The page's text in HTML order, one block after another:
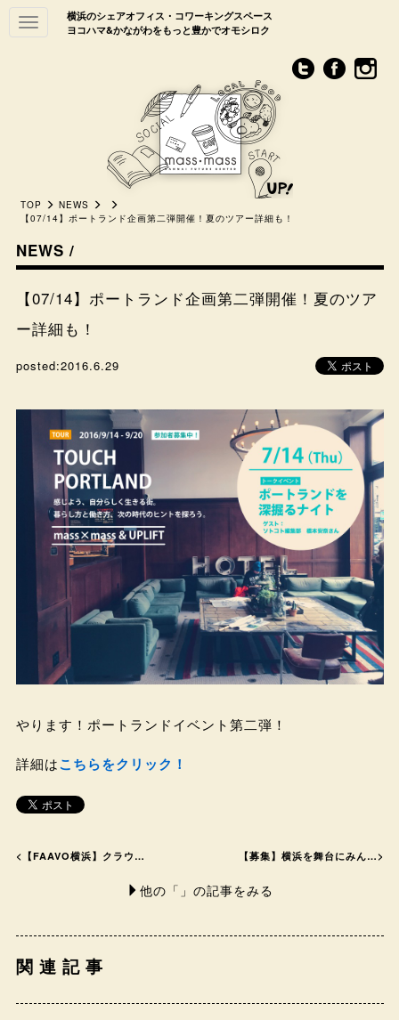
横浜のシェアオフィス・コワーキングスペース
ヨコハマ&かながわをもっと豊かでオモシロク
Toggle
navigation
TOP
NEWS
【07/14】ポートランド企画第二弾開催！夏のツアー詳細も！
NEWS /
【07/14】ポートランド企画第二弾開催！夏のツア
ー詳細も！
posted:2016.6.29
やります！ポートランドイベント第二弾！
詳細はこちらをクリック！
< 【FAAVO横浜】クラウ… 【募集】横浜を舞台にみん… >
他の「」の記事をみる
関連記事